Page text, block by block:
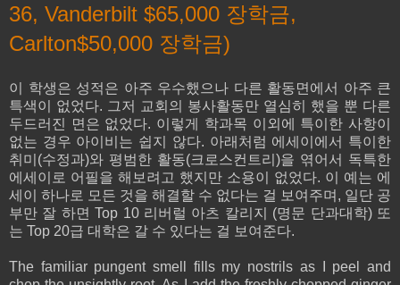
36, Vanderbilt $65,000 장학금,
Carlton$50,000 장학금)
이 학생은 성적은 아주 우수했으나 다른 활동면에서 아주 큰
특색이 없었다. 그저 교회의 봉사활동만 열심히 했을 뿐 다른
두드러진 면은 없었다. 이렇게 학과목 이외에 특이한 사항이
없는 경우 아이비는 쉽지 않다. 아래처럼 에세이에서 특이한
취미(수정과)와 평범한 활동(크로스컨트리)을 엮어서 독특한
에세이로 어필을 해보려고 했지만 소용이 없었다. 이 예는 에
세이 하나로 모든 것을 해결할 수 없다는 걸 보여주며, 일단 공
부만 잘 하면 Top 10 리버럴 아츠 칼리지 (명문 단과대학) 또
는 Top 20급 대학은 갈 수 있다는 걸 보여준다.
The familiar pungent smell fills my nostrils as I peel and